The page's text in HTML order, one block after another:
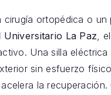
cirugía ortopédica o
Universitario La Paz,
Una silla
sin esfuerzo
la